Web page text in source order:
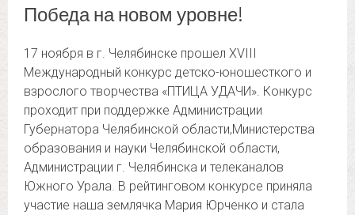
Победа на новом уровне!
17 ноября в г. Челябинске прошел XVIII
Международный конкурс детско-юношесткого и
взрослого творчества «ПТИЦА УДАЧИ». Конкурс
проходит при поддержке Администрации
Губернатора Челябинской области,Министерства
образования и науки Челябинской области,
Администрации г. Челябинска и телеканалов
Южного Урала. В рейтинговом конкурсе приняла
участие наша землячка Мария Юрченко и стала